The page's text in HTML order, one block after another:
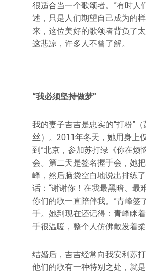
很适合当一个歌颂者。”有时人
述，只是人们期望自己成为的
来，这位美好的歌颂者背负了太
这悲凉，许多人不曾了解。
“我必须坚持做梦”
我的妻子吉吉是忠实的“打粉”
丝）。2011年冬天，她用身上
到”北京，参加苏打绿《你在烦
会。第二天是签名握手会，她
峰，然后脑袋空白地说出排练
话：“谢谢你！在我最黑暗、最
你们的歌一直陪伴我。”青峰签
手。她到现在还记得：青峰眯
手很温暖，整个人仿佛散发着柔
结婚后，吉吉经常向我安利苏
他们的歌有一种特别之处，就